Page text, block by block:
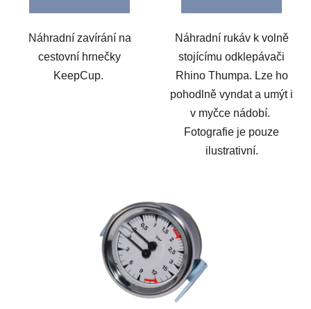
Náhradní zavírání na
cestovní hrnečky
KeepCup.
Náhradní rukáv k volně
stojícímu odklepávači
Rhino Thumpa. Lze ho
pohodlně vyndat a umýt i
v myčce nádobí.
Fotografie je pouze
ilustrativní.